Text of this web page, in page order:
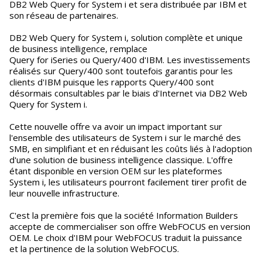
DB2 Web Query for System i et sera distribuée par IBM et
son réseau de partenaires.
DB2 Web Query for System i, solution complète et unique
de business intelligence, remplace
Query for iSeries ou Query/400 d'IBM. Les investissements
réalisés sur Query/400 sont toutefois garantis pour les
clients d'IBM puisque les rapports Query/400 sont
désormais consultables par le biais d'Internet via DB2 Web
Query for System i.
Cette nouvelle offre va avoir un impact important sur
l'ensemble des utilisateurs de System i sur le marché des
SMB, en simplifiant et en réduisant les coûts liés à l'adoption
d'une solution de business intelligence classique. L'offre
étant disponible en version OEM sur les plateformes
System i, les utilisateurs pourront facilement tirer profit de
leur nouvelle infrastructure.
C'est la première fois que la société Information Builders
accepte de commercialiser son offre WebFOCUS en version
OEM. Le choix d'IBM pour WebFOCUS traduit la puissance
et la pertinence de la solution WebFOCUS.